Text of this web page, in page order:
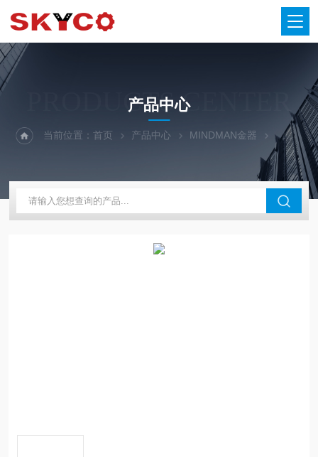
PRODUCTS CENTER
产品中心
当前位置：首页 产品中心 MINDMAN金器 金器电磁